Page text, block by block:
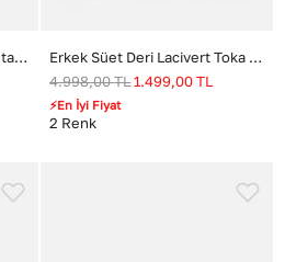
Erkek Süet Deri Bej Toka Detaylı Günlük Loafer
Erkek Süet Deri Lacivert Toka Detaylı Günlük Loafer
4.998,00TL1.499,00 TL
⚡En İyi Fiyat
2 Renk